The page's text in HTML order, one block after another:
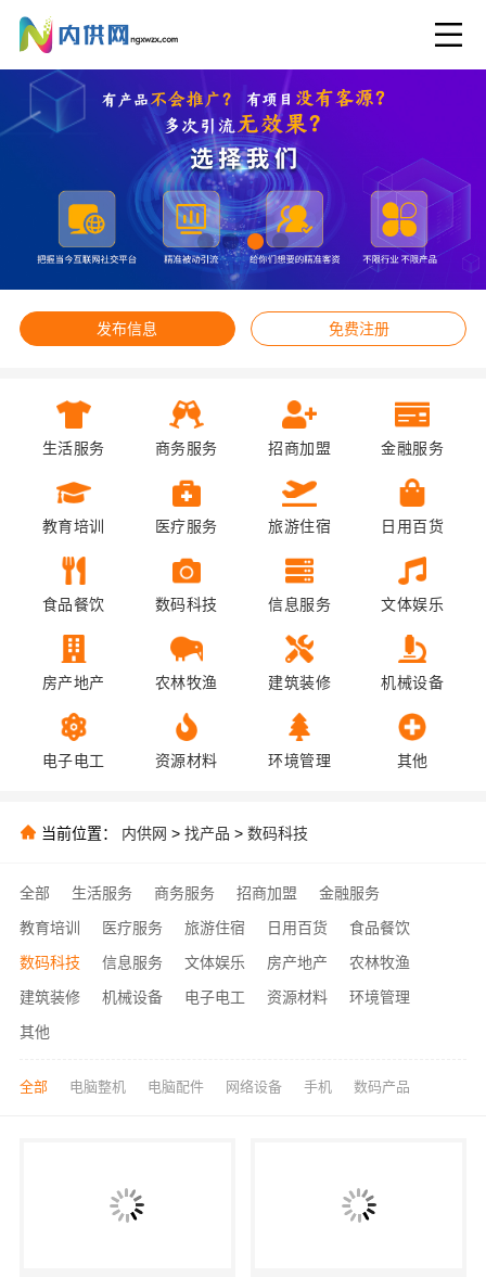
发布信息 免费注册
生活服务 商务服务 招商加盟 金融服务
教育培训 医疗服务 旅游住宿 日用百货
食品餐饮 数码科技 信息服务 文体娱乐
房产地产 农林牧渔 建筑装修 机械设备
电子电工 资源材料 环境管理 其他
当前位置： 内供网 > 找产品 > 数码科技
全部 生活服务 商务服务 招商加盟
金融服务
教育培训
医疗服务 旅游住宿 日用百货
食品餐饮
数码科技
信息服务 文体娱乐 房产地产
农林牧渔
建筑装修
机械设备 电子电工 资源材料
环境管理
其他
全部 电脑整机 电脑配件 网络设备 手机 数码产品